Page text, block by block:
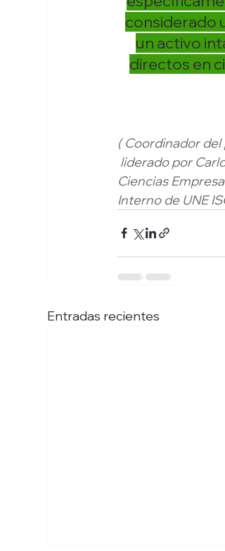
considerado
un activo
directos en
( Coordinador
liderado por
Ciencias
Interno de UNE
Entradas recientes